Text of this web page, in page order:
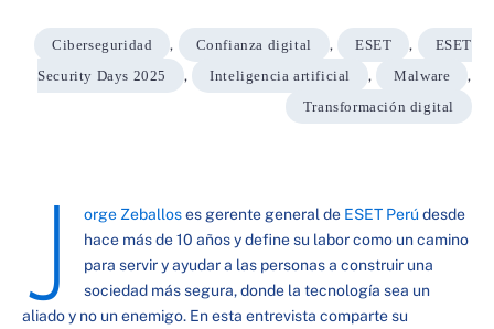
Ciberseguridad , Confianza digital , ESET ,
ESET
Security Days 2025
, Inteligencia artificial , Malware
,
Transformación digital
J orge Zeballoses gerente general de ESET Perú desde
hace más de 10 años y define su labor como un camino
para servir y ayudar a las personas a construir una
sociedad más segura, donde la tecnología sea un
aliado y no un enemigo. En esta entrevista comparte su